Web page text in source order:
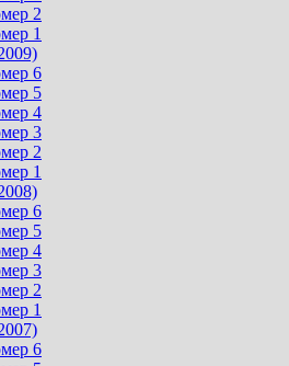
2
1
6
5
4
3
2
1
6
5
4
3
2
1
6